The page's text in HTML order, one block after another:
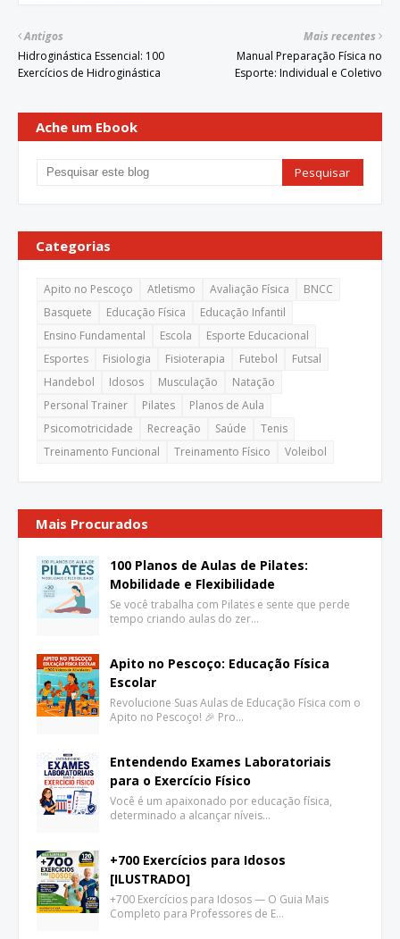
Mais recentes
Manual Preparação Física no
Esporte: Individual e Coletivo
Antigos
Hidroginástica Essencial: 100
Exercícios de Hidroginástica
Ache um Ebook
Categorias
Apito no Pescoço Atletismo Avaliação Física
BNCC
Basquete
Educação Física
Educação Infantil
Ensino Fundamental
Escola
Esporte Educacional
Esportes
Fisiologia Fisioterapia Futebol
Futsal
Handebol
Idosos Musculação
Natação
Personal Trainer
Pilates
Planos de Aula
Psicomotricidade
Recreação Saúde
Tenis
Treinamento Funcional
Treinamento Físico Voleibol
Mais Procurados
100 Planos de Aulas de Pilates:
Mobilidade e Flexibilidade
Se você trabalha com Pilates e sente que perde
tempo criando aulas do zer…
Apito no Pescoço: Educação Física
Escolar
Revolucione Suas Aulas de Educação Física com o
Apito no Pescoço! 🎉 Pro…
Entendendo Exames Laboratoriais
para o Exercício Físico
Você é um apaixonado por educação física,
determinado a alcançar níveis…
+700 Exercícios para Idosos
[ILUSTRADO]
+700 Exercícios para Idosos — O Guia Mais
Completo para Professores de E…